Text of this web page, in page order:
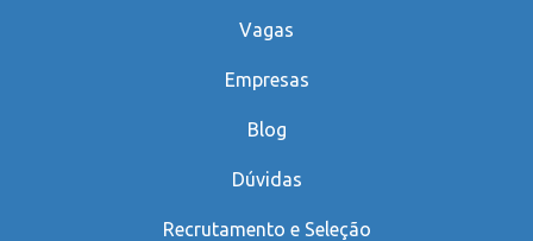
Vagas
Empresas
Blog
Dúvidas
Recrutamento e Seleção